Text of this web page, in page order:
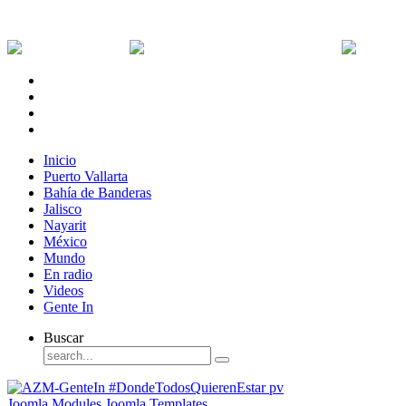
Inicio
Puerto Vallarta
Bahía de Banderas
Jalisco
Nayarit
México
Mundo
En radio
Videos
Gente In
Buscar